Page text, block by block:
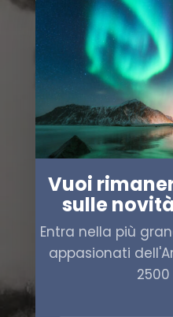
Vuoi
sulle
Entra nella più
appasionati